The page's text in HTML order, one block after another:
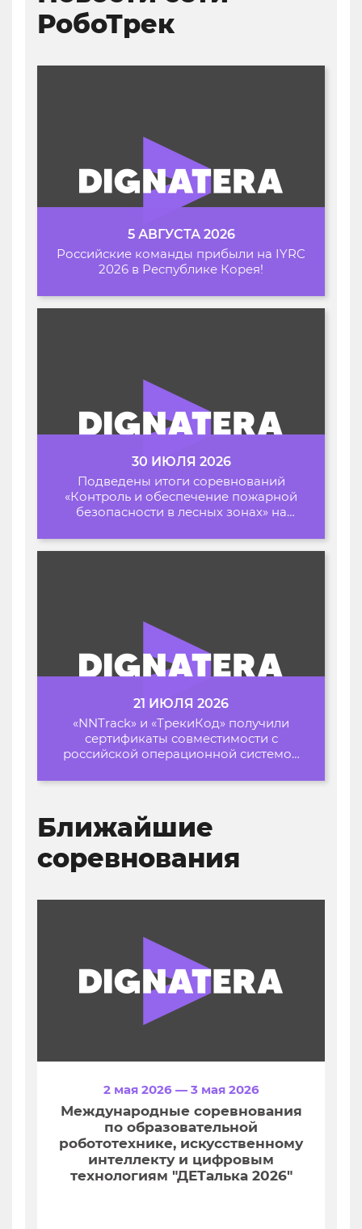
РобоТрек
5 АВГУСТА 2026
Российские команды прибыли на IYRC
2026 в Республике Корея!
30 ИЮЛЯ 2026
Подведены итоги соревнований
«Контроль и обеспечение пожарной
безопасности в лесных зонах» на
21 ИЮЛЯ 2026
«NNTrack» и «ТрекиКод» получили
сертификаты совместимости с
российской операционной системой
Ближайшие
соревнования
2 мая 2026 — 3 мая 2026
Международные соревнования
по образовательной
робототехнике, искусственному
интеллекту и цифровым
технологиям "ДЕТалька 2026"